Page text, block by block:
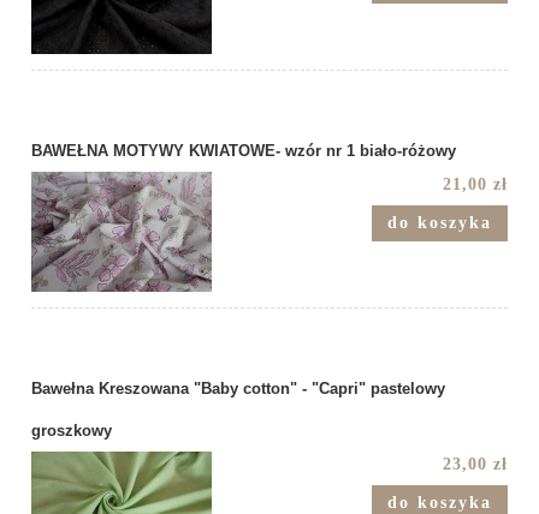
BAWEŁNA MOTYWY KWIATOWE- wzór nr 1 biało-różowy
21,00 zł
do koszyka
Bawełna Kreszowana "Baby cotton" - "Capri" pastelowy
groszkowy
23,00 zł
do koszyka